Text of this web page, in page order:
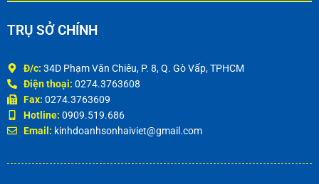
TRỤ SỞ CHÍNH
Đ/c: 34D Phạm Văn Chiêu, P. 8, Q. Gò Vấp, TPHCM
Điện thoại: 0274.3763608
Fax: 0274.3763609
Hotline: 0909.519.686
Email: kinhdoanhsonhaiviet@gmail.com